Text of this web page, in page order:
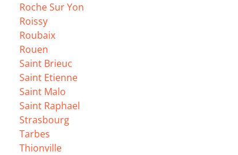
Roche Sur Yon
Roissy
Roubaix
Rouen
Saint Brieuc
Saint Etienne
Saint Malo
Saint Raphael
Strasbourg
Tarbes
Thionville